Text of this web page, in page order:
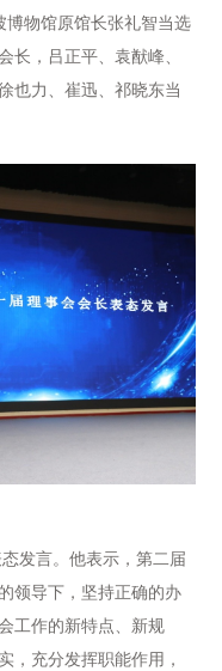
博物馆原馆长张礼智当选
长，吕正平、袁猷峰、
也力、崔迅、祁晓东当
发言。他表示，第二届
领导下，坚持正确的办
工作的新特点、新规
，充分发挥职能作用，